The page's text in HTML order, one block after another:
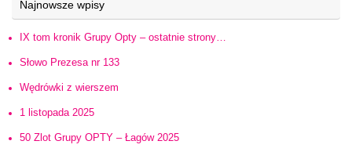
Najnowsze wpisy
IX tom kronik Grupy Opty – ostatnie strony…
Słowo Prezesa nr 133
Wędrówki z wierszem
1 listopada 2025
50 Zlot Grupy OPTY – Łagów 2025